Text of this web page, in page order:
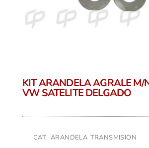
KIT ARANDELA AGRALE M/
VW SATELITE DELGADO
CAT: ARANDELA TRANSMISION